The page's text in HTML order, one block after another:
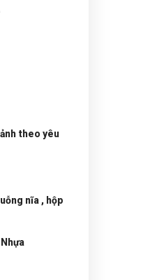
theo yêu
nĩa , hộp